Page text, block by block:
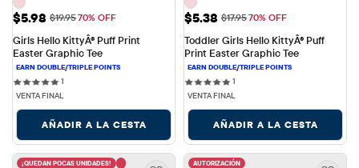
Precio de venta: $5.98
$5.98 Precio original: $19.95
$19.9570% OFF
Girls Hello KittyÂ® Puff Print
Easter Graphic Tee
1
VENTA FINAL
AÑADIR A LA CESTA
Precio de venta: $5.38
$5.38 Precio original: $17.95
$17.9570% OFF
Toddler Girls Hello KittyÂ® Puff
Print Easter Graphic Tee
1
VENTA FINAL
AÑADIR A LA CESTA
¡QUEDAN POCAS UNIDADES! AUTORIZACIÓN